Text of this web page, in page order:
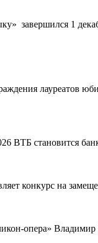
завершился 1
ВТБ становится
конкурс на
опера»